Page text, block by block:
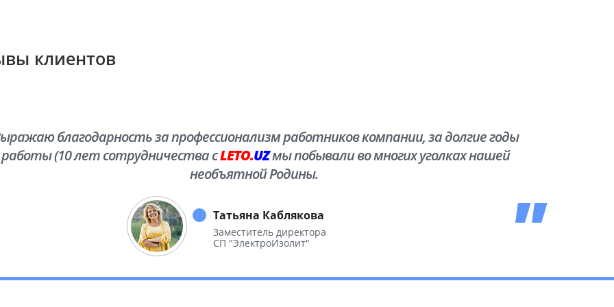
клиентов
благодарность за профессионализм работников компании, за долгие годы
работы (10 лет сотрудничества сLETO.UZмы побывали во многих уголках нашей
необъятной Родины.
Татьяна Каблякова
Заместитель директора
СП "ЭлектроИзолит"